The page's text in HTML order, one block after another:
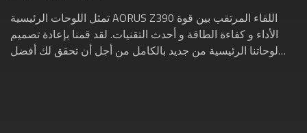
تمثل اللوحات الرئيسية AORUS Z390 اللقاء المرتقب بين قوة
الأداء و كفاءة الطاقة و أحدث التقنيات. لقد قمنا بإعادة تصميم
لوحاتنا الرئيسية من جديد بالكامل من أجل أن تحقق لك أفضل